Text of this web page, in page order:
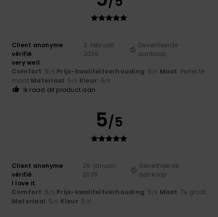
Client anonyme
vérifié
3. februari
2026
Geverifieerde
aankoop
very well
Comfort: 5/5 Prijs-kwaliteitverhouding: 5/5 Maat: Perfecte
maat Materiaal: 5/5 Kleur: 5/5
Ik raad dit product aan
5/5
Client anonyme
vérifié
26. januari
2026
Geverifieerde
aankoop
I love it.
Comfort: 5/5 Prijs-kwaliteitverhouding: 5/5 Maat: Te groot
Materiaal: 5/5 Kleur: 5 /5